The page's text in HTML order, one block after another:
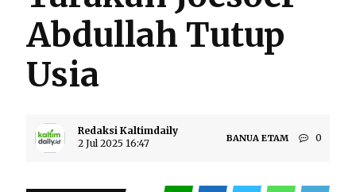
Abdullah Tutup
Usia
Redaksi Kaltimdaily
2 Jul 2025 16:47
BANUA ETAM 0